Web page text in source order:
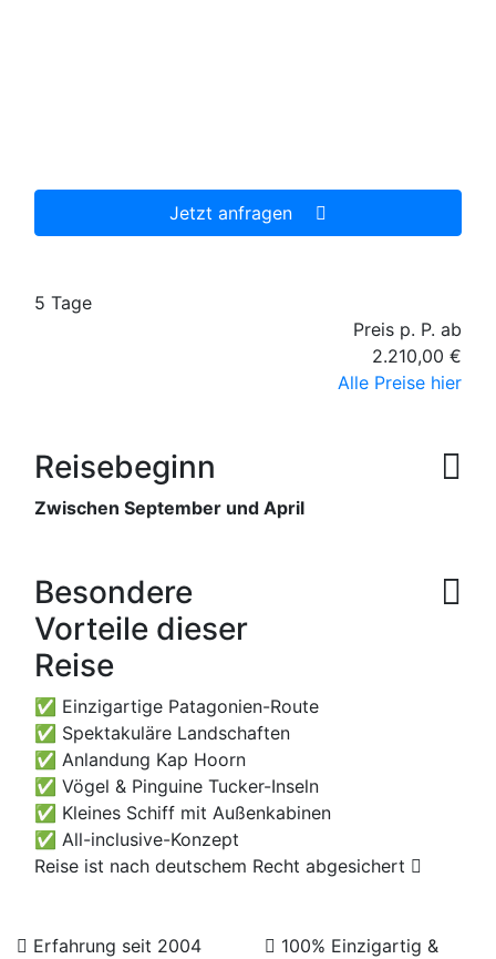
Jetzt anfragen
5 Tage
Preis p. P. ab
2.210,00 €
Alle Preise hier
Reisebeginn
Zwischen September und April
Besondere
Vorteile dieser
Reise
✅ Einzigartige Patagonien-Route
✅ Spektakuläre Landschaften
✅ Anlandung Kap Hoorn
✅ Vögel & Pinguine Tucker-Inseln
✅ Kleines Schiff mit Außenkabinen
✅ All-inclusive-Konzept
Reise ist nach deutschem Recht abgesichert
Erfahrung seit 2004
100% Einzigartig &